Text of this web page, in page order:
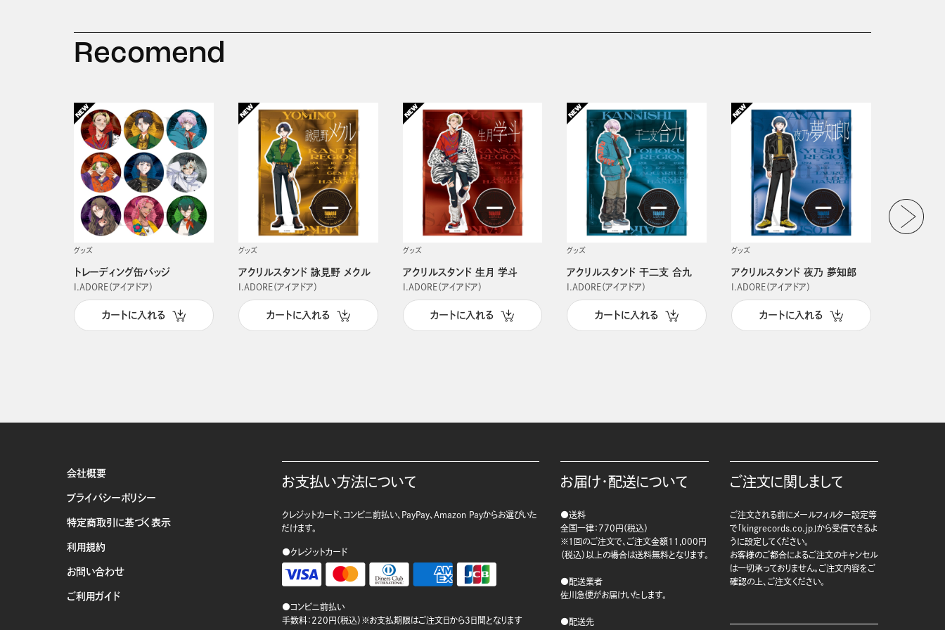
Recomend
グッズ
トレーディング缶バッジ
I.ADORE（アイアドア）
カートに入れる
グッズ
アクリルスタンド 詠見野 メクル
I.ADORE（アイアドア）
カートに入れる
グッズ
アクリルスタンド 生月 学斗
I.ADORE（アイアドア）
カートに入れる
グッズ
アクリルスタンド 干二支 合九
I.ADORE（アイアドア）
カートに入れる
グッズ
アクリルスタンド 夜乃 夢知郎
I.ADORE（アイアドア）
カートに入れる
会社概要
プライバシーポリシー
特定商取引に基づく表示
利用規約
お問い合わせ
ご利用ガイド
お支払い方法について
クレジットカード、コンビニ前払い、PayPay、Amazon Payからお選びいた
だけます。
●クレジットカード
●コンビニ前払い
手数料：220円（税込）※お支払期限はご注文日から3日間となります
お届け・配送について
●送料
全国一律：770円（税込）
※1回のご注文で、ご注文金額11,000円
（税込）以上の場合は送料無料となります。
●配送業者
佐川急便がお届けいたします。
●配送先
ご注文に関しまして
ご注文される前にメールフィルター設定等
で「kingrecords.co.jp」から受信できるよ
うに設定してください。
お客様のご都合によるご注文のキャンセル
は一切承っておりません。ご注文内容をご
確認の上、ご注文ください。